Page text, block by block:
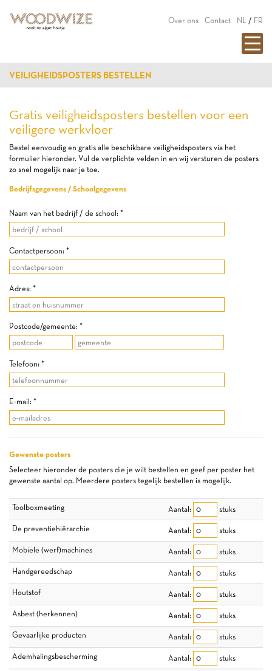
Over ons Contact NL / FR
VEILIGHEIDSPOSTERS BESTELLEN
Gratis veiligheidsposters bestellen voor een
veiligere werkvloer
Bestel eenvoudig en gratis alle beschikbare veiligheidsposters via het
formulier hieronder. Vul de verplichte velden in en wij versturen de posters
zo snel mogelijk naar je toe.
Bedrijfsgegevens / Schoolgegevens
Naam van het bedrijf / de school: *
Contactpersoon: *
Adres: *
Postcode/gemeente: *
Telefoon: *
E-mail: *
Gewenste posters
Selecteer hieronder de posters die je wilt bestellen en geef per poster het
gewenste aantal op. Meerdere posters tegelijk bestellen is mogelijk.
Toolboxmeeting Aantal: stuks
De preventiehiërarchie Aantal: stuks
Mobiele (werf)machines Aantal: stuks
Handgereedschap Aantal: stuks
Houtstof Aantal: stuks
Asbest (herkennen) Aantal: stuks
Gevaarlijke producten Aantal: stuks
Ademhalingsbescherming Aantal: stuks